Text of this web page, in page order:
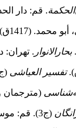
الحکمة. قم: دار
محمد. (1417ق).
بحارالانوار . تهران:
تفسیر العیاشی (ج2، محقق و مصحح: سیدهاشم رسولى محلاتى).
(مترجمان
(ج3). قم: موسسه بوستان کتاب.